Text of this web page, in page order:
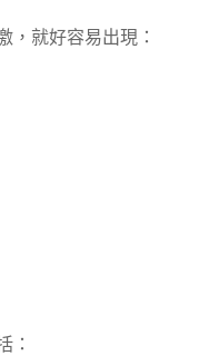
，就好容易出現：
：